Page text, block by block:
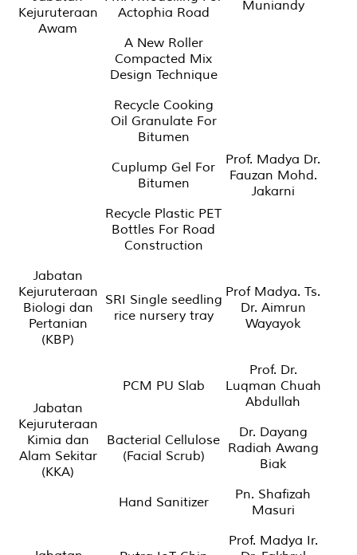
Kejuruteraan
Awam
Muniandy
Actophia Road
A New Roller
Compacted Mix
Design Technique
Recycle Cooking
Oil Granulate For
Bitumen
Prof. Madya Dr.
Fauzan Mohd.
Jakarni
Cuplump Gel For
Bitumen
Recycle Plastic PET
Bottles For Road
Construction
Jabatan
Kejuruteraan
Biologi dan
Pertanian
(KBP)
SRI Single seedling
rice nursery tray
Prof Madya. Ts.
Dr. Aimrun
Wayayok
Jabatan
Kejuruteraan
Kimia dan
Alam Sekitar
(KKA)
PCM PU Slab
Prof. Dr.
Luqman Chuah
Abdullah
Bacterial Cellulose
(Facial Scrub)
Dr. Dayang
Radiah Awang
Biak
Hand Sanitizer
Pn. Shafizah
Masuri
Prof. Madya Ir.